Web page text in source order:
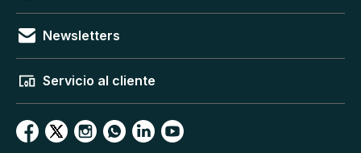
Newsletters
Servicio al cliente